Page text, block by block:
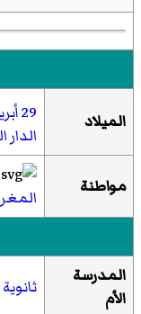
الميلاد 29 أبريل
الدار
مواطنة
المدرسة
الأم